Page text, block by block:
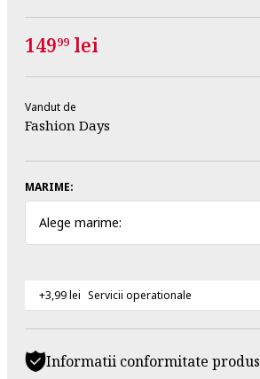
14999 lei
Vandut de
Fashion Days
MARIME:
Alege marime:
+3,99 lei Servicii operationale
Informatii conformitate produs